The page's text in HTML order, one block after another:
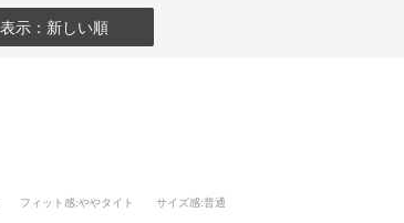
表示：新しい順
フィット感:ややタイト サイズ感:普通